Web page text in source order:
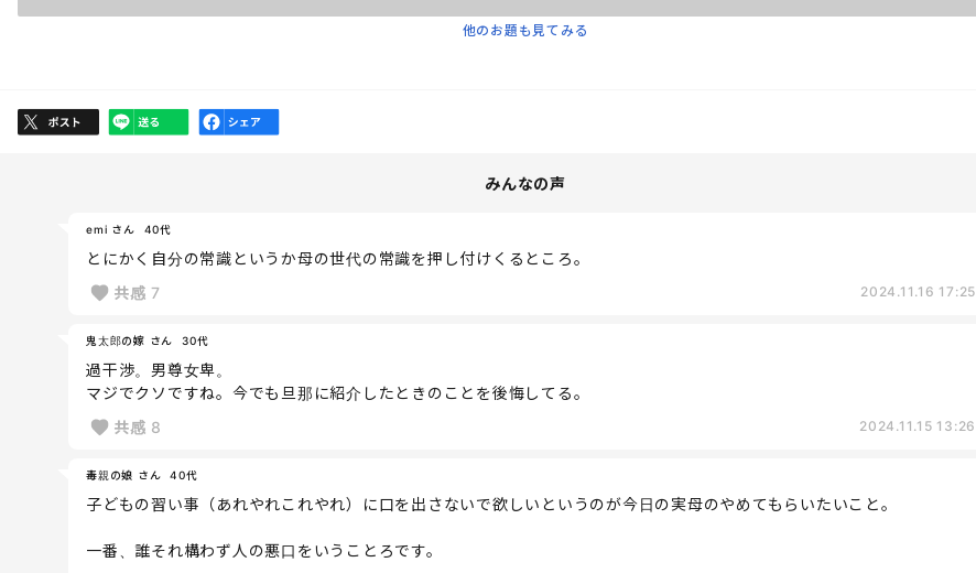
他のお題も見てみる
みんなの声
emi さん 40代
とにかく自分の常識というか母の世代の常識を押し付けくるところ。
共感 7 2024.11.16 17:25
鬼太郎の嫁 さん 30代
過干渉。男尊女卑。
マジでクソですね。今でも旦那に紹介したときのことを後悔してる。
共感 8 2024.11.15 13:26
毒親の娘 さん 40代
子どもの習い事（あれやれこれやれ）に口を出さないで欲しいというのが今日の実母のやめてもらいたいこと。
一番、誰それ構わず人の悪口をいうことろです。